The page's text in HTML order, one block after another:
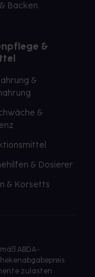
Backen
&
&
&
& Dosierer
& Korsetts
ABDA-
zulasten